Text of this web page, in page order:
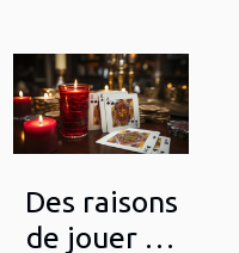
Des raisons
de jouer au